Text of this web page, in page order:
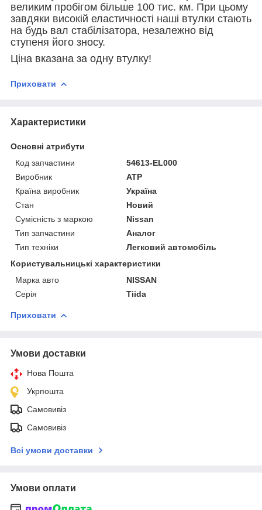
великим пробігом більше 100 тис. км. При цьому
завдяки високій еластичності наші втулки стають
на будь вал стабілізатора, незалежно від
ступеня його зносу.
Ціна вказана за одну втулку!
Приховати
Характеристики
Основні атрибути
Код запчастини
54613-EL000
Виробник
ATP
Країна виробник
Україна
Стан
Новий
Сумісність з маркою
Nissan
Тип запчастини
Аналог
Тип техніки
Легковий автомобіль
Користувальницькі характеристики
Марка авто
NISSAN
Серія
Tiida
Приховати
Умови доставки
Нова Пошта
Укрпошта
Самовивіз
Самовивіз
Всі умови доставки
Умови оплати